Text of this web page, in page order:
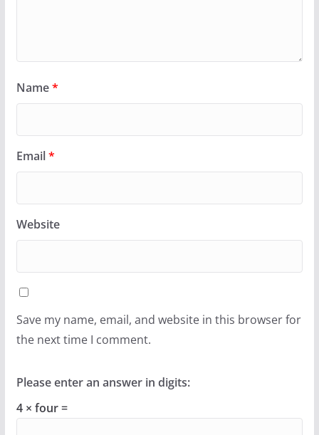
Name*
Email*
Website
Save my name, email, and website in this browser for
the next time I comment.
Please enter an answer in digits:
4 × four =